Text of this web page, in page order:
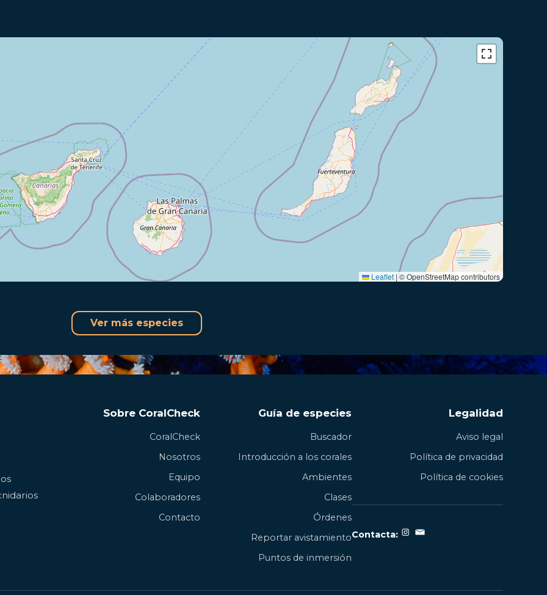
Leaflet | © OpenStreetMap contributors
Ver más especies
Sobre CoralCheck
CoralCheck
Nosotros
Equipo
Colaboradores
Contacto
Guía de especies
Buscador
Introducción a los corales
Ambientes
Clases
Órdenes
Reportar avistamiento
Puntos de inmersión
Legalidad
Aviso legal
Política de privacidad
Política de cookies
Contacta: